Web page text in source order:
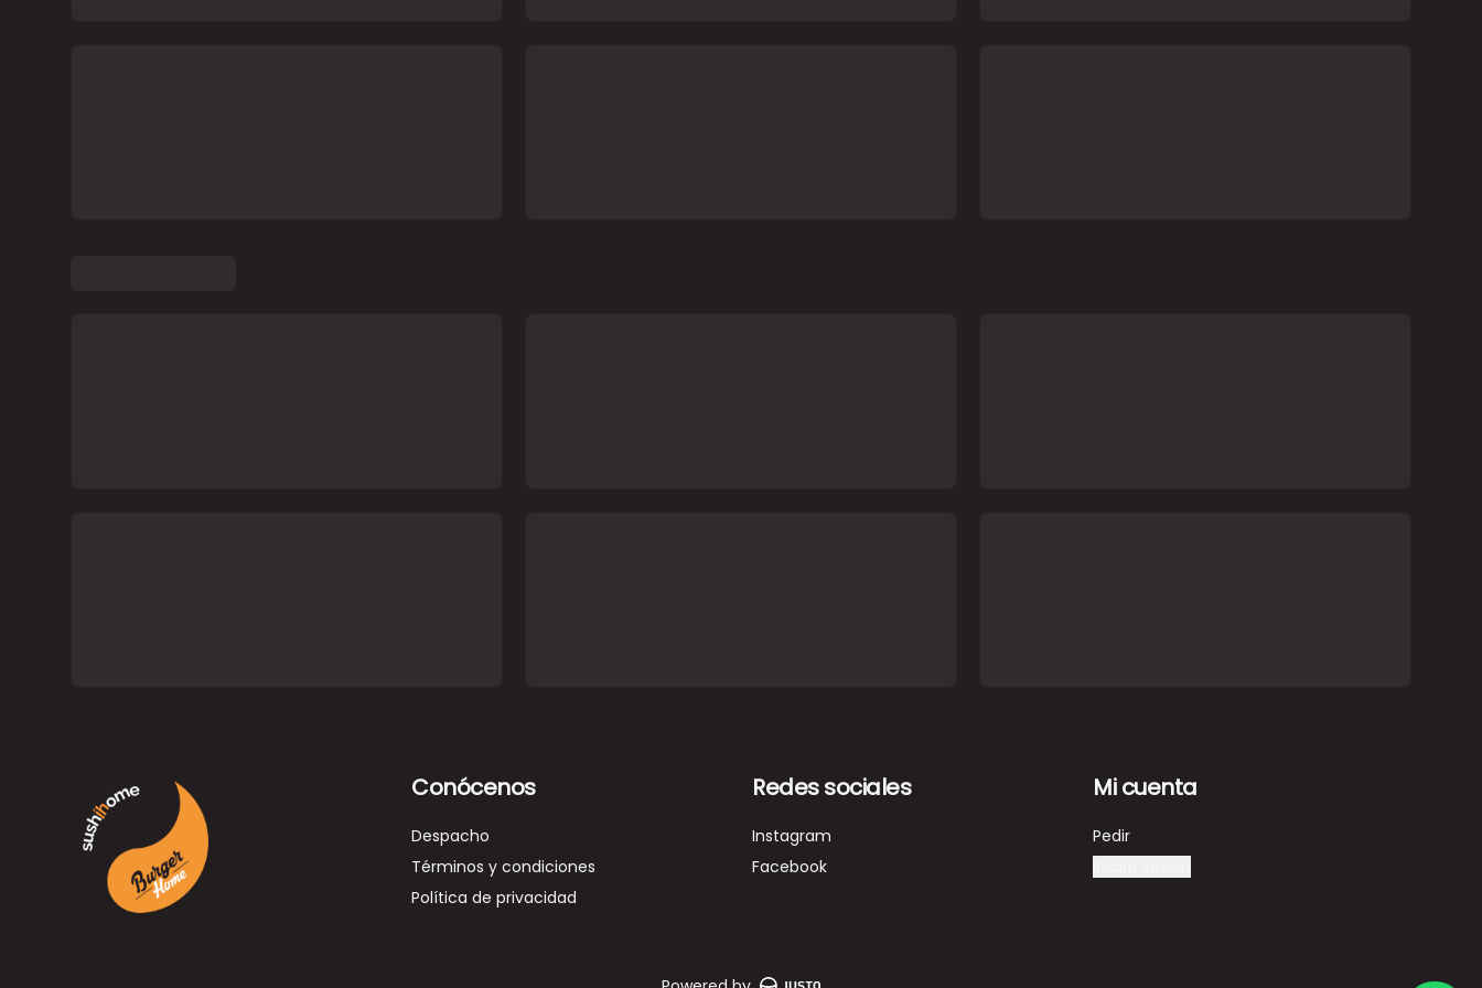
Conócenos
Despacho
Términos y condiciones
Política de privacidad
Redes sociales
Instagram
Facebook
Mi cuenta
Pedir